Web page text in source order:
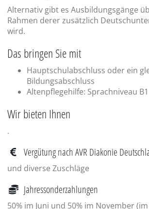
Alternativ gibt es Ausbildungsgänge
Rahmen derer zusätzlich
wird.
Das bringen Sie mit
Hauptschulabschluss oder ein
Bildungsabschluss
Altenpflegehilfe: Sprachniveau B1
Wir bieten Ihnen
.
Vergütung nach AVR Diakonie
und diverse Zuschläge
Jahressonderzahlungen
50% im Juni und 50% im November